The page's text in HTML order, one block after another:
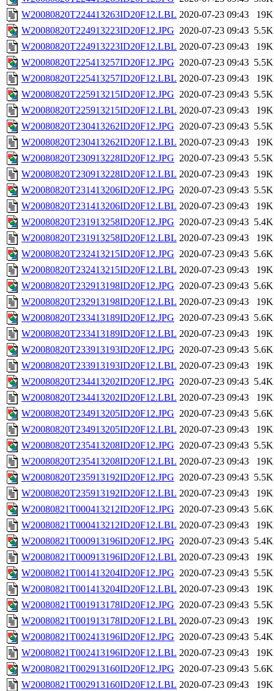
W20080820T224413263ID20F12.LBL 2020-07-23 09:43
19K
W20080820T224913223ID20F12.JPG 2020-07-23 09:43 5.5K
W20080820T224913223ID20F12.LBL 2020-07-23 09:43
19K
W20080820T225413257ID20F12.JPG 2020-07-23 09:43 5.5K
W20080820T225413257ID20F12.LBL 2020-07-23 09:43
19K
W20080820T225913215ID20F12.JPG 2020-07-23 09:43 5.5K
W20080820T225913215ID20F12.LBL 2020-07-23 09:43
19K
W20080820T230413262ID20F12.JPG 2020-07-23 09:43 5.5K
W20080820T230413262ID20F12.LBL 2020-07-23 09:43
19K
W20080820T230913228ID20F12.JPG 2020-07-23 09:43 5.5K
W20080820T230913228ID20F12.LBL 2020-07-23 09:43
19K
W20080820T231413206ID20F12.JPG 2020-07-23 09:43 5.5K
W20080820T231413206ID20F12.LBL 2020-07-23 09:43
19K
W20080820T231913258ID20F12.JPG 2020-07-23 09:43 5.4K
W20080820T231913258ID20F12.LBL 2020-07-23 09:43
19K
W20080820T232413215ID20F12.JPG 2020-07-23 09:43 5.6K
W20080820T232413215ID20F12.LBL 2020-07-23 09:43
19K
W20080820T232913198ID20F12.JPG 2020-07-23 09:43 5.6K
W20080820T232913198ID20F12.LBL 2020-07-23 09:43
19K
W20080820T233413189ID20F12.JPG 2020-07-23 09:43 5.6K
W20080820T233413189ID20F12.LBL 2020-07-23 09:43
19K
W20080820T233913193ID20F12.JPG 2020-07-23 09:43 5.6K
W20080820T233913193ID20F12.LBL 2020-07-23 09:43
19K
W20080820T234413202ID20F12.JPG 2020-07-23 09:43 5.4K
W20080820T234413202ID20F12.LBL 2020-07-23 09:43
19K
W20080820T234913205ID20F12.JPG 2020-07-23 09:43 5.6K
W20080820T234913205ID20F12.LBL 2020-07-23 09:43
19K
W20080820T235413208ID20F12.JPG 2020-07-23 09:43 5.5K
W20080820T235413208ID20F12.LBL 2020-07-23 09:43
19K
W20080820T235913192ID20F12.JPG 2020-07-23 09:43 5.5K
W20080820T235913192ID20F12.LBL 2020-07-23 09:43
19K
W20080821T000413212ID20F12.JPG 2020-07-23 09:43 5.6K
W20080821T000413212ID20F12.LBL 2020-07-23 09:43
19K
W20080821T000913196ID20F12.JPG 2020-07-23 09:43 5.4K
W20080821T000913196ID20F12.LBL 2020-07-23 09:43
19K
W20080821T001413204ID20F12.JPG 2020-07-23 09:43 5.5K
W20080821T001413204ID20F12.LBL 2020-07-23 09:43
19K
W20080821T001913178ID20F12.JPG 2020-07-23 09:43 5.5K
W20080821T001913178ID20F12.LBL 2020-07-23 09:43
19K
W20080821T002413196ID20F12.JPG 2020-07-23 09:43 5.4K
W20080821T002413196ID20F12.LBL 2020-07-23 09:43
19K
W20080821T002913160ID20F12.JPG 2020-07-23 09:43 5.6K
W20080821T002913160ID20F12.LBL 2020-07-23 09:43
19K